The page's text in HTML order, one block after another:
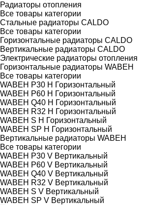
Радиаторы отопления
Все товары категории
Стальные радиаторы CALDO
Все товары категории
Горизонтальные радиаторы CALDO
Вертикальные радиаторы CALDO
Электрические радиаторы отопления
Горизонтальные радиаторы WABEH
Все товары категории
WABEH P30 H Горизонтальный
WABEH P60 H Горизонтальный
WABEH Q40 H Горизонтальный
WABEH R32 H Горизонтальный
WABEH S H Горизонтальный
WABEH SP H Горизонтальный
Вертикальные радиаторы WABEH
Все товары категории
WABEH P30 V Вертикальный
WABEH P60 V Вертикальный
WABEH Q40 V Вертикальный
WABEH R32 V Вертикальный
WABEH S V Вертикальный
WABEH SP V Вертикальный